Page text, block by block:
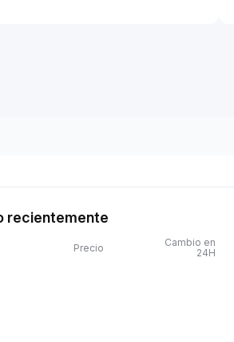
recientemente
Precio
Cambio en
24H